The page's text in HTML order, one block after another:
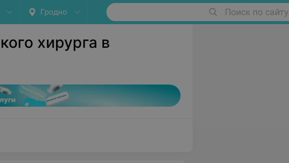
Гродно Поиск по сайту
хирурга в